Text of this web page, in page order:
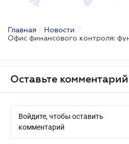
Главная / Новости /
Оставьте комментарий
Войдите, чтобы оставить
комментарий